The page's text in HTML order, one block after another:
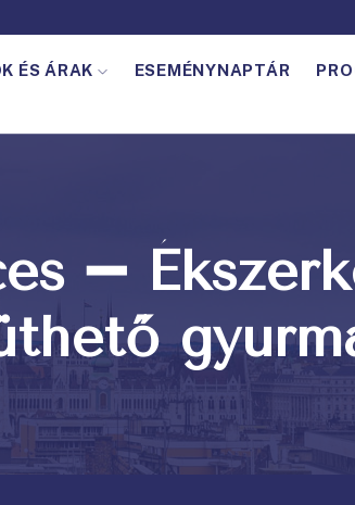
ÉS ÁRAK ESEMÉNYNAPTÁR
➖